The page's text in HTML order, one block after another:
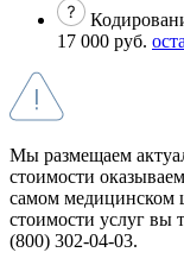
17 000 руб.
Мы размещаем
стоимости
самом
стоимости услуг вы
(800) 302-04-03.